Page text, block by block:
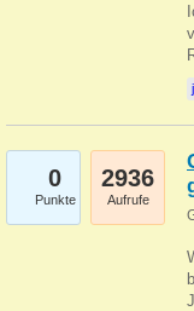
0
Punkte
2936
Aufrufe